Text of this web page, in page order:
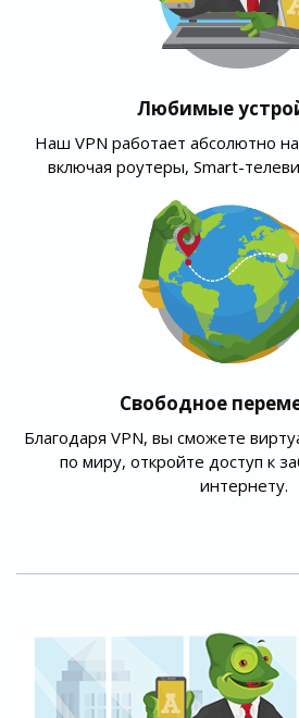
Любимые
Наш VPN работает абсолютно
включая роутеры, Smart-
Свободное
Благодаря VPN, вы сможете
по миру, откройте доступ к
интернету.